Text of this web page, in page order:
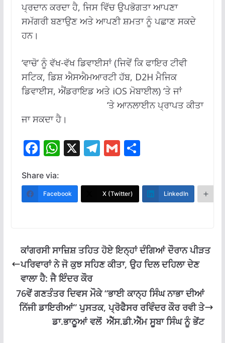
ਪ੍ਰਦਾਨ ਕਰਦਾ ਹੈ, ਜਿਸ ਵਿੱਚ ਉਪਭੋਗਤਾ ਆਪਣਾ
ਸਮੱਗਰੀ ਬਣਾਉਣ ਅਤੇ ਆਪਣੀ ਸ਼ਮਤਾ ਨੂੰ ਪਛਾਣ ਸਕਦੇ
ਹਨ।
‘ਵਾਚੋ’ ਨੂੰ ਵੱਖ-ਵੱਖ ਡਿਵਾਈਸਾਂ (ਜਿਵੇਂ ਕਿ ਫਾਇਰ ਟੀਵੀ
ਸਟਿਕ, ਡਿਸ਼ ਐਸਐਮਆਰਟੀ ਹੱਬ, D2H ਮੈਜਿਕ
ਡਿਵਾਈਸ, ਐਂਡਰਾਇਡ ਅਤੇ iOS ਮੋਬਾਈਲ) ‘ਤੇ ਜਾਂ
‘ਤੇ ਆਨਲਾਈਨ ਪ੍ਰਾਪਤ ਕੀਤਾ
ਜਾ ਸਕਦਾ ਹੈ।
F
e
b
k
W
at
s
p
X T
e
gr
G
ai
l
S
ar
e
Share via:
Facebook X (Twitter) LinkedIn
ਕਾਂਗਰਸੀ ਸਾਜ਼ਿਸ਼ ਤਹਿਤ ਹੋਏ ਇਨ੍ਹਾਂ ਦੰਗਿਆਂ ਦੌਰਾਨ ਪੀੜਤ
ਪਰਿਵਾਰਾਂ ਨੇ ਜੋ ਕੁਝ ਸਹਿਣ ਕੀਤਾ, ਉਹ ਦਿਲ ਦਹਿਲਾ ਦੇਣ
ਵਾਲਾ ਹੈ: ਜੈ ਇੰਦਰ ਕੌਰ
76ਵੇਂ ਗਣਤੰਤਰ ਦਿਵਸ ਮੌਕੇ “ਭਾਈ ਕਾਨ੍ਹ ਸਿੰਘ ਨਾਭਾ ਦੀਆਂ
ਨਿੱਜੀ ਡਾਇਰੀਆਂ” ਪੁਸਤਕ, ਪ੍ਰੋਫੈਸਰ ਰਵਿੰਦਰ ਕੌਰ ਰਵੀ ਤੇ
ਡਾ.ਭਾਠੂਆਂ ਵਲੋਂ ਐੱਸ.ਡੀ.ਐੱਮ ਸੂਬਾ ਸਿੰਘ ਨੂੰ ਭੇਂਟ